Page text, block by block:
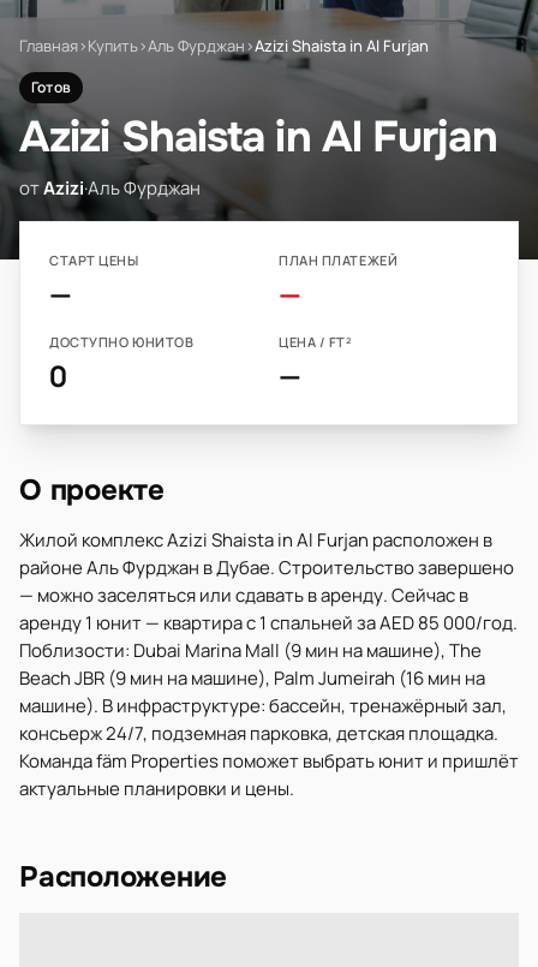
Главная›Купить›Аль Фурджан›Azizi Shaista in Al Furjan
Готов
Azizi Shaista in Al Furjan
отAzizi·Аль Фурджан
СТАРТ ЦЕНЫ
—
ПЛАН ПЛАТЕЖЕЙ
—
ДОСТУПНО ЮНИТОВ
0
ЦЕНА / FT²
—
О проекте
Жилой комплекс Azizi Shaista in Al Furjan расположен в
районе Аль Фурджан в Дубае. Строительство завершено
— можно заселяться или сдавать в аренду. Сейчас в
аренду 1 юнит — квартира с 1 спальней за AED 85 000/год.
Поблизости: Dubai Marina Mall (9 мин на машине), The
Beach JBR (9 мин на машине), Palm Jumeirah (16 мин на
машине). В инфраструктуре: бассейн, тренажёрный зал,
консьерж 24/7, подземная парковка, детская площадка.
Команда fäm Properties поможет выбрать юнит и пришлёт
актуальные планировки и цены.
Расположение